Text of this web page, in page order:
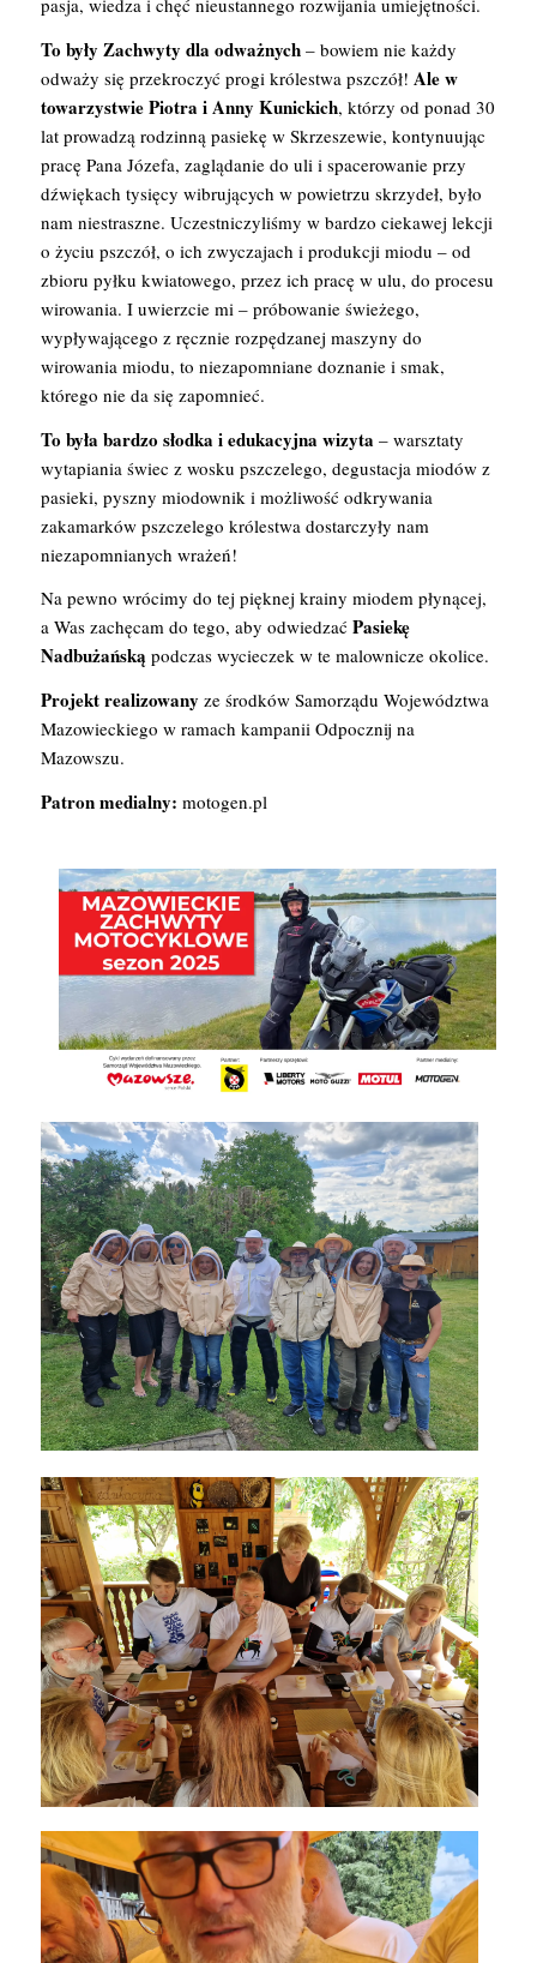
pasja, wiedza i chęć nieustannego rozwijania umiejętności.
To były Zachwyty dla odważnych– bowiem nie każdy
odważy się przekroczyć progi królestwa pszczół! Ale w
towarzystwie Piotra i Anny Kunickich, którzy od ponad 30
lat prowadzą rodzinną pasiekę w Skrzeszewie, kontynuując
pracę Pana Józefa, zaglądanie do uli i spacerowanie przy
dźwiękach tysięcy wibrujących w powietrzu skrzydeł, było
nam niestraszne. Uczestniczyliśmy w bardzo ciekawej lekcji
o życiu pszczół, o ich zwyczajach i produkcji miodu – od
zbioru pyłku kwiatowego, przez ich pracę w ulu, do procesu
wirowania. I uwierzcie mi – próbowanie świeżego,
wypływającego z ręcznie rozpędzanej maszyny do
wirowania miodu, to niezapomniane doznanie i smak,
którego nie da się zapomnieć.
To była bardzo słodka i edukacyjna wizyta – warsztaty
wytapiania świec z wosku pszczelego, degustacja miodów z
pasieki, pyszny miodownik i możliwość odkrywania
zakamarków pszczelego królestwa dostarczyły nam
niezapomnianych wrażeń!
Na pewno wrócimy do tej pięknej krainy miodem płynącej,
a Was zachęcam do tego, aby odwiedzać Pasiekę
Nadbużańską podczas wycieczek w te malownicze okolice.
Projekt realizowany ze środków Samorządu Województwa
Mazowieckiego w ramach kampanii Odpocznij na
Mazowszu.
Patron medialny: motogen.pl